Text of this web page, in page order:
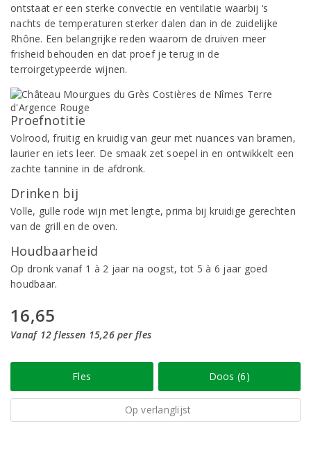
ontstaat er een sterke convectie en ventilatie waarbij ‘s
nachts de temperaturen sterker dalen dan in de zuidelijke
Rhône. Een belangrijke reden waarom de druiven meer
frisheid behouden en dat proef je terug in de
terroirgetypeerde wijnen.
Proefnotitie
Volrood, fruitig en kruidig van geur met nuances van bramen,
laurier en iets leer. De smaak zet soepel in en ontwikkelt een
zachte tannine in de afdronk.
Drinken bij
Volle, gulle rode wijn met lengte, prima bij kruidige gerechten
van de grill en de oven.
Houdbaarheid
Op dronk vanaf 1 à 2 jaar na oogst, tot 5 à 6 jaar goed
houdbaar.
16,65
Vanaf 12 flessen 15,26 per fles
Fles Doos (6)
Op verlanglijst